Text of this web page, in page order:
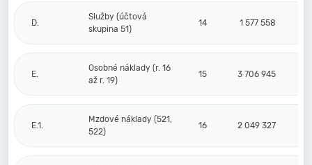
D.
Služby (účtová
skupina 51)
14 1 577 558
E.
Osobné náklady (r. 16
až r. 19)
15 3 706 945
E.1.
Mzdové náklady (521,
522)
16 2 049 327